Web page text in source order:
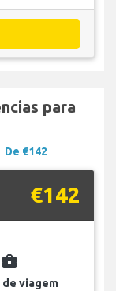
para
De €142
€142
business_center
de viagem